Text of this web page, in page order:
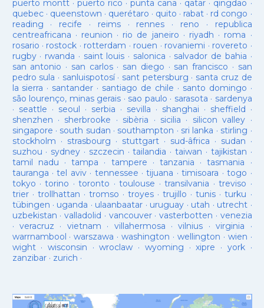
puerto montt· puerto rico ·punta cana · qatar · qingdao ·
quebec· queenstown · querétaro · quito · rabat · rd congo ·
reading · recife · reims· rennes · reno · republica
centreafricana · reunion · rio de janeiro · riyadh · roma ·
rosario · rostock · rotterdam · rouen · rovaniemi · rovereto ·
rugby· rwanda · saint louis · salonica · salvador de bahia ·
san antonio · san carlos· san diego · san francisco · san
pedro sula · sanluispotosí· sant petersburg · santa cruz de
la sierra · santander · santiago de chile · santo domingo ·
são lourenço, minas gerais · sao paulo · sarasota · sardenya
· seattle · seoul · serbia · sevilla · shanghai · sheffield ·
shenzhen · sherbrooke · sibèria · sicilia · silicon valley ·
singapore · south sudan · southampton · sri lanka · stirling ·
stockholm · strasbourg · stuttgart· sud-âfrica · sudan ·
suzhou · sydney · szczecin ·tailandia ·taiwan · tajikistan ·
tamil nadu ·tampa · tampere · tanzania ·tasmania ·
tauranga ·tel aviv· tennessee ·tijuana ·timisoara ·togo ·
tokyo ·torino ·toronto ·toulouse ·transilvania ·treviso ·
trier· trollhattan · tromso · troyes·trujillo ·tunis ·turku ·
tübingen · uganda · ulaanbaatar · uruguay · utah · utrecht ·
uzbekistan · valladolid · vancouver· vasterbotten · venezia
· veracruz · vietnam · villahermosa ·vilnius ·virginia ·
warrnambool ·warszawa ·washington · wellington · wien ·
wight· wisconsin ·wroclaw · wyoming ·xipre · york·
zanzibar· zurich ·